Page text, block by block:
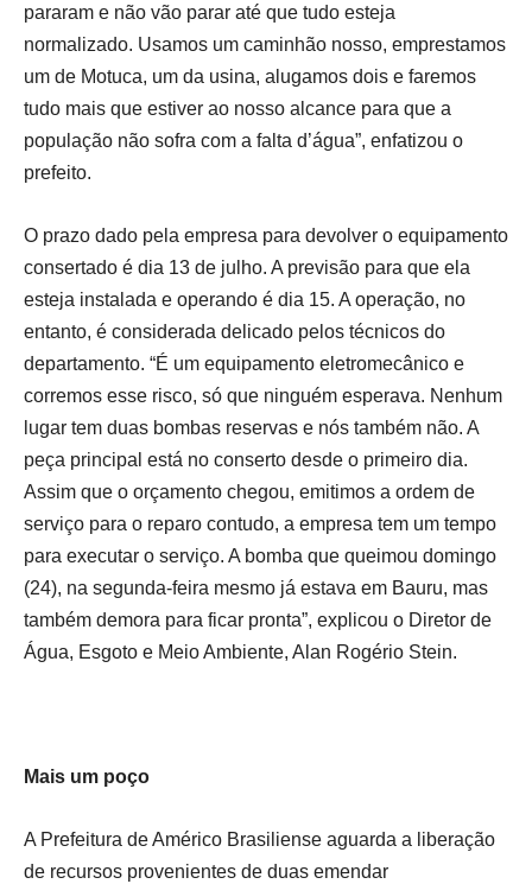
pararam e não vão parar até que tudo esteja
normalizado. Usamos um caminhão nosso, emprestamos
um de Motuca, um da usina, alugamos dois e faremos
tudo mais que estiver ao nosso alcance para que a
população não sofra com a falta d’água”, enfatizou o
prefeito.
O prazo dado pela empresa para devolver o equipamento
consertado é dia 13 de julho. A previsão para que ela
esteja instalada e operando é dia 15. A operação, no
entanto, é considerada delicado pelos técnicos do
departamento. “É um equipamento eletromecânico e
corremos esse risco, só que ninguém esperava. Nenhum
lugar tem duas bombas reservas e nós também não. A
peça principal está no conserto desde o primeiro dia.
Assim que o orçamento chegou, emitimos a ordem de
serviço para o reparo contudo, a empresa tem um tempo
para executar o serviço. A bomba que queimou domingo
(24), na segunda-feira mesmo já estava em Bauru, mas
também demora para ficar pronta”, explicou o Diretor de
Água, Esgoto e Meio Ambiente, Alan Rogério Stein.
Mais um poço
A Prefeitura de Américo Brasiliense aguarda a liberação
de recursos provenientes de duas emendar